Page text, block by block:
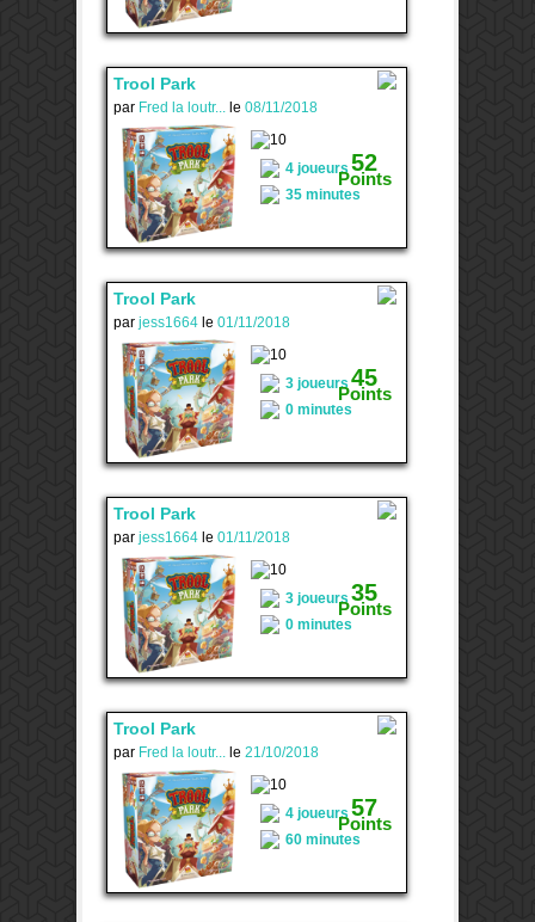
Trool Park
par Fred la loutr... le 08/11/2018
52
Points
4 joueurs
35 minutes
Trool Park
par jess1664 le 01/11/2018
45
Points
3 joueurs
0 minutes
Trool Park
par jess1664 le 01/11/2018
35
Points
3 joueurs
0 minutes
Trool Park
par Fred la loutr... le 21/10/2018
57
Points
4 joueurs
60 minutes